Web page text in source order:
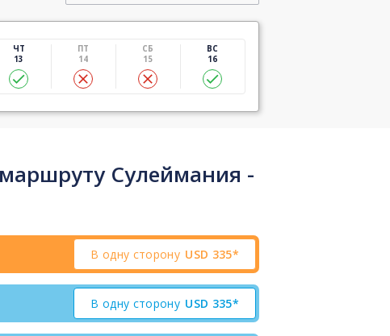
ЧТ
13
ПТ
14
СБ
15
ВС
16
Сулеймания -
В одну сторону USD 335*
В одну сторону USD 335*